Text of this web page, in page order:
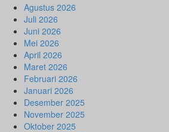
Agustus 2026
Juli 2026
Juni 2026
Mei 2026
April 2026
Maret 2026
Februari 2026
Januari 2026
Desember 2025
November 2025
Oktober 2025